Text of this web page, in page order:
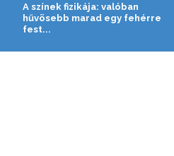
A színek fizikája: valóban
hűvösebb marad egy fehérre
fest...